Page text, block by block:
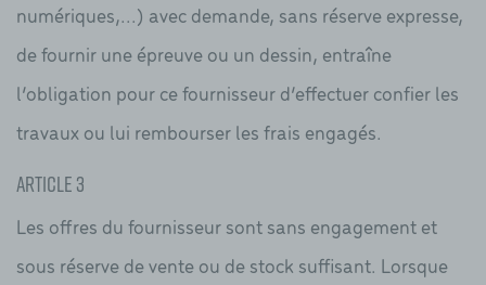
numériques,...) avec demande, sans réserve expresse,
de fournir une épreuve ou un dessin, entraîne
l’obligation pour ce fournisseur d’effectuer confier les
travaux ou lui rembourser les frais engagés.
Article 3
Les offres du fournisseur sont sans engagement et
sous réserve de vente ou de stock suffisant. Lorsque